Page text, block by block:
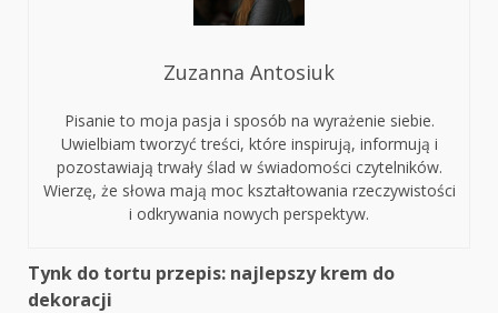
Zuzanna Antosiuk
Pisanie to moja pasja i sposób na wyrażenie siebie.
Uwielbiam tworzyć treści, które inspirują, informują i
pozostawiają trwały ślad w świadomości czytelników.
Wierzę, że słowa mają moc kształtowania rzeczywistości
i odkrywania nowych perspektyw.
Continue
Tynk do tortu przepis: najlepszy krem do
dekoracji